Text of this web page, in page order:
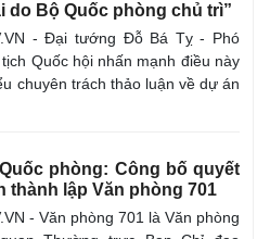
Thị trường
Tỷ giá
Chứng khoán
Giá cà phê
do Bộ Quốc phòng chủ trì”
- Đại tướng Đỗ Bá Tỵ - Phó
Quốc hội nhấn mạnh điều này
chuyên trách thảo luận về dự án
phòng: Công bố quyết
thành lập Văn phòng 701
- Văn phòng 701 là Văn phòng